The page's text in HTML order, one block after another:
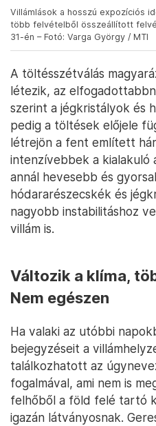
Villámlások a hosszú expozíciós
több felvételből összeállított
31-én – Fotó: Varga György / MTI
A töltésszétválás
létezik, az
szerint a jégkristályok és
pedig a töltések előjele
létrejön a fent említett
intenzívebbek a kialakuló
annál hevesebb és
hódararészecskék és
nagyobb instabilitáshoz
villám is.
Változik a klíma,
Nem egészen
Ha valaki az utóbbi
bejegyzéseit a
találkozhatott az
fogalmával, ami nem is
felhőből a föld felé tartó
igazán látványosnak.